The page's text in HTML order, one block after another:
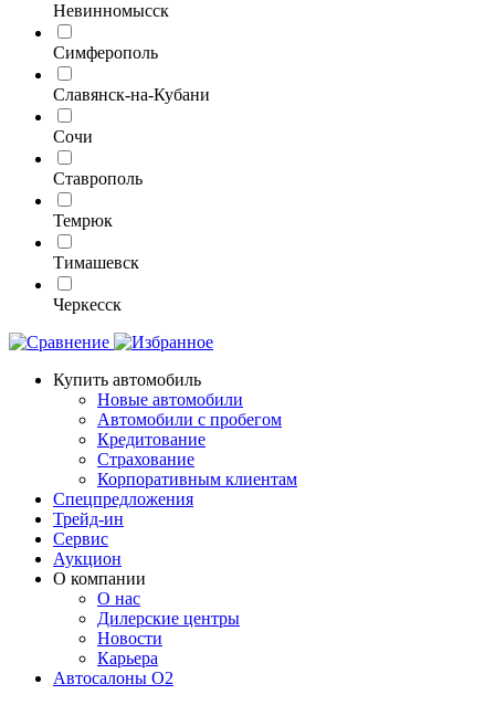
Невинномысск
Симферополь
Славянск-на-Кубани
Сочи
Ставрополь
Темрюк
Тимашевск
Черкесск
Купить автомобиль
Новые автомобили
Автомобили с пробегом
Кредитование
Страхование
Корпоративным клиентам
Спецпредложения
Трейд-ин
Сервис
Аукцион
О компании
О нас
Дилерские центры
Новости
Карьера
Автосалоны O2